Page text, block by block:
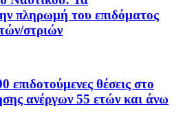
πληρωμή του επιδόματος
στριών
θέσεις στο
ανέργων 55 ετών και άνω